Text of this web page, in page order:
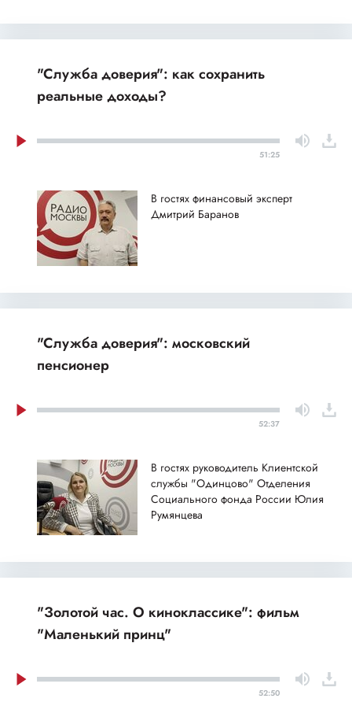
"Служба доверия": как сохранить
реальные доходы?
51:25
В гостях финансовый эксперт
Дмитрий Баранов
"Служба доверия": московский
пенсионер
52:37
В гостях руководитель Клиентской
службы "Одинцово" Отделения
Социального фонда России Юлия
Румянцева
"Золотой час. О киноклассике": фильм
"Маленький принц"
52:50